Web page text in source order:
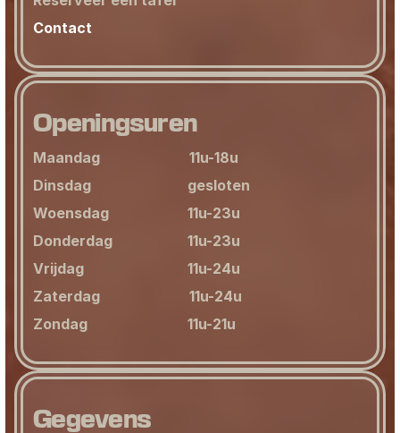
Contact
Openingsuren
Maandag                         11u-18u
Dinsdag                           gesloten
Woensdag                      11u-23u
Donderdag                     11u-23u
Vrijdag                             11u-24u
Zaterdag                         11u-24u
Zondag                            11u-21u
Gegevens